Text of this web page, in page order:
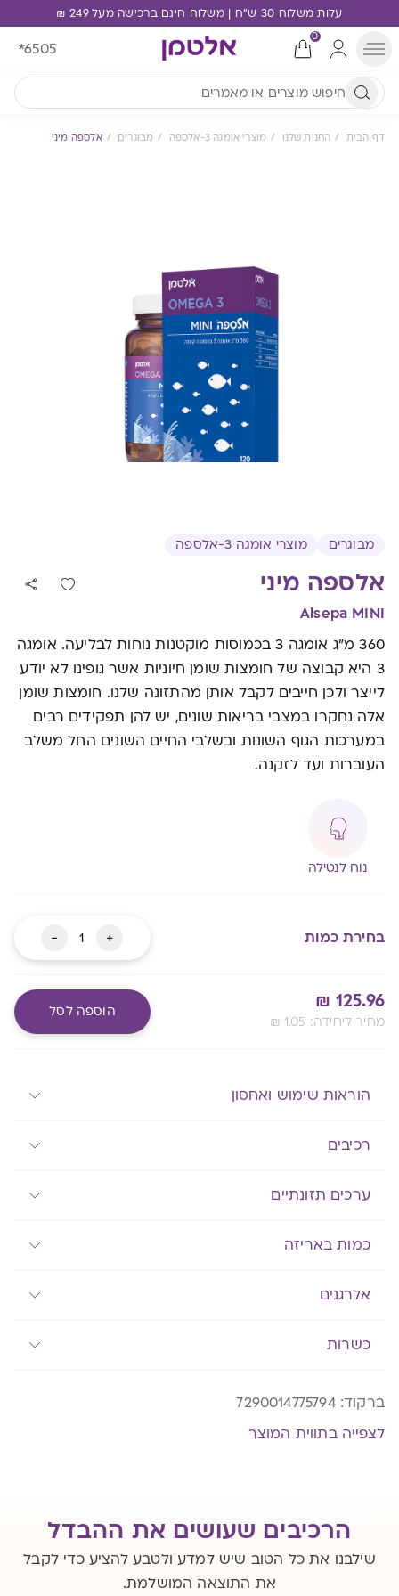
עלות משלוח 30 ש"ח | משלוח חינם ברכישה מעל 249 ₪
0
*6505
דף הבית החנות שלנו מוצרי אומגה 3-אלספה מבוגרים אלספה מיני
מבוגרים מוצרי אומגה 3-אלספה
אלספה מיני
Alsepa MINI
360 מ"ג אומגה 3 בכמוסות מוקטנות נוחות לבליעה. אומגה
3 היא קבוצה של חומצות שומן חיוניות אשר גופינו לא יודע
לייצר ולכן חייבים לקבל אותן מהתזונה שלנו. חומצות שומן
אלה נחקרו במצבי בריאות שונים, יש להן תפקידים רבים
במערכות הגוף השונות ובשלבי החיים השונים החל משלב
העוברות ועד לזקנה.
נוח לנטילה
בחירת כמות +
כמות
של
אלספה
מיני
-
₪ 125.96
₪ 1.05 :מחיר ליחידה
הוספה לסל
הוראות שימוש ואחסון
רכיבים
ערכים תזונתיים
כמות באריזה
אלרגנים
כשרות
ברקוד:7290014775794
לצפייה בתווית המוצר
הרכיבים שעושים את ההבדל
שילבנו את כל הטוב שיש למדע ולטבע להציע כדי לקבל
את התוצאה המושלמת.